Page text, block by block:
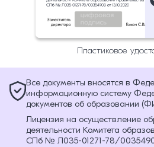
Пластиковое
Все документы вносятся в
информационную систему
документов об образовании
Лицензия на осуществление
деятельности Комитета
СПб № Л035-01271-78/